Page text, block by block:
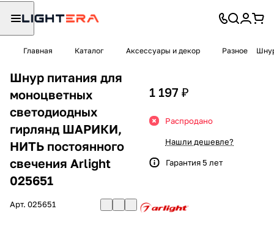
Главная Каталог Аксессуары и декор Разное
Шнур питания для
моноцветных
светодиодных
гирлянд ШАРИКИ,
НИТЬ постоянного
свечения Arlight
025651
Арт. 025651
1 197 ₽
Распродано
Нашли дешевле?
Гарантия 5 лет